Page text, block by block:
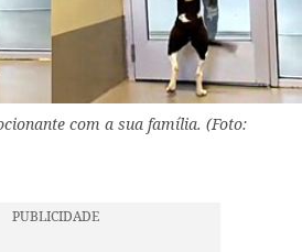
com a sua família. (Foto: